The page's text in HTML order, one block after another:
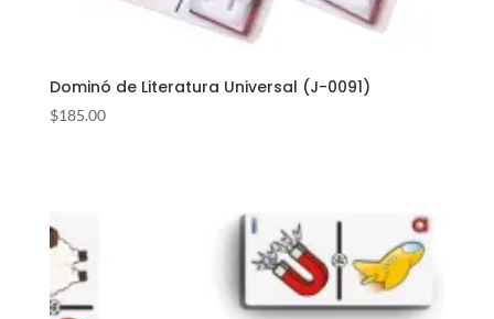
Dominó de Literatura Universal (J-0091)
$185.00